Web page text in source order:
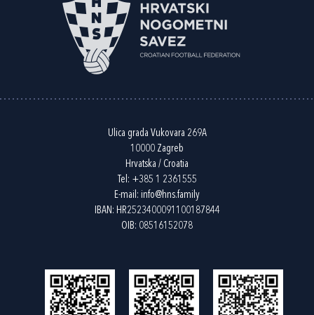
Ulica grada Vukovara 269A
10000 Zagreb
Hrvatska / Croatia
Tel: +385 1 2361555
E-mail: info@hns.family
IBAN: HR2523400091100187844
OIB: 08516152078